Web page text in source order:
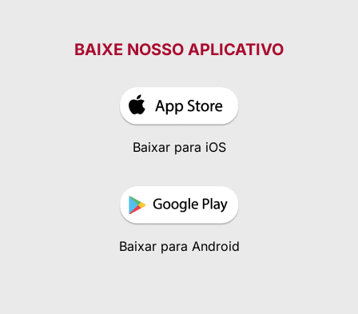
BAIXE NOSSO APLICATIVO
Baixar para iOS
Baixar para Android